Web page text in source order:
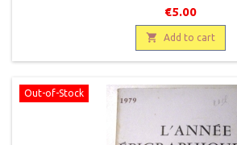
€5.00
 Add to cart
Out-of-Stock